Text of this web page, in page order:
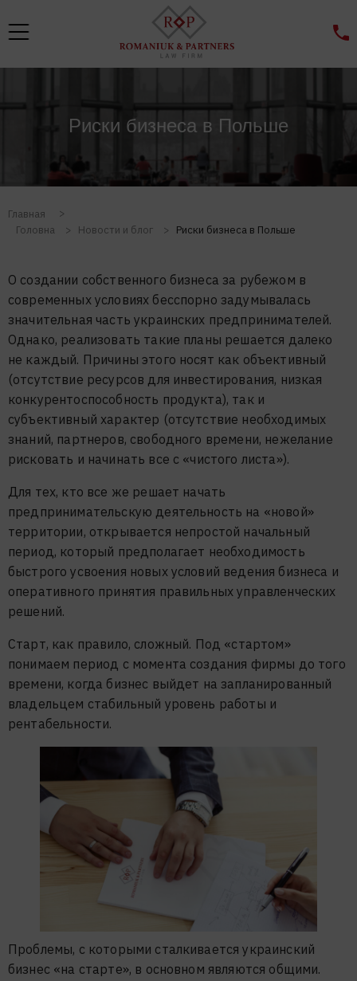
Риски бизнеса в Польше
Главная
Головна
> Новости и блог > Риски бизнеса в Польше
О создании собственного бизнеса за рубежом в
современных условиях бесспорно задумывалась
значительная часть украинских предпринимателей.
Однако, реализовать такие планы решается далеко
не каждый. Причины этого носят как объективный
(отсутствие ресурсов для инвестирования, низкая
конкурентоспособность продукта), так и
субъективный характер (отсутствие необходимых
знаний, партнеров, свободного времени, нежелание
рисковать и начинать все с «чистого листа»).
Для тех, кто все же решает начать
предпринимательскую деятельность на «новой»
территории, открывается непростой начальный
период, который предполагает необходимость
быстрого усвоения новых условий ведения бизнеса и
оперативного принятия правильных управленческих
решений.
Старт, как правило, сложный. Под «стартом»
понимаем период с момента создания фирмы до того
времени, когда бизнес выйдет на запланированный
владельцем стабильный уровень работы и
рентабельности.
Проблемы, с которыми сталкивается украинский
бизнес «на старте», в основном являются общими.